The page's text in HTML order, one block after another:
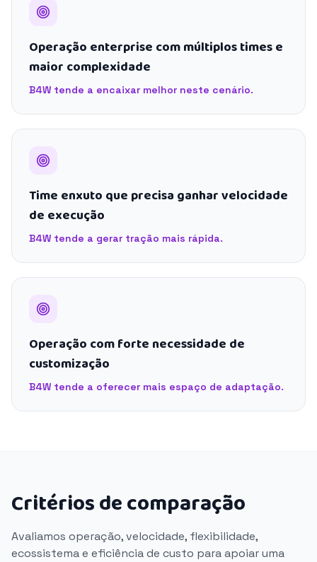
Operação enterprise com múltiplos times e
maior complexidade
B4W tende a encaixar melhor neste cenário.
Time enxuto que precisa ganhar velocidade
de execução
B4W tende a gerar tração mais rápida.
Operação com forte necessidade de
customização
B4W tende a oferecer mais espaço de adaptação.
Critérios de comparação
Avaliamos operação, velocidade, flexibilidade,
ecossistema e eficiência de custo para apoiar uma